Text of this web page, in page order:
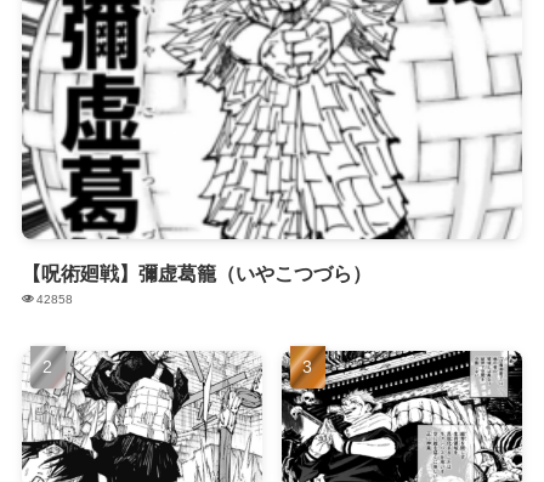
【呪術廻戦】彌虚葛籠（いやこつづら）
42858